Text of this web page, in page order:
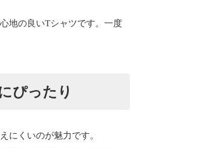
地の良いTシャツです。一度
ぴったり
にくいのが魅力です。